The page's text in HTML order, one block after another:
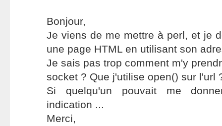
Bonjour,
Je viens de me mettre à perl, et je
une page HTML en utilisant son
Je sais pas trop comment m'y
socket ? Que j'utilise open() sur l'url
Si quelqu'un pouvait me
indication ...
Merci,